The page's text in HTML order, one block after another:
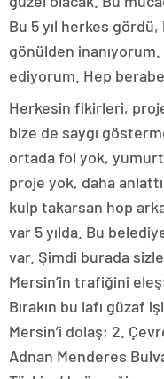
Bu 5 yıl herkes
gönülden
ediyorum. Hep
Herkesin fikirleri,
bize de saygı
ortada fol yok,
proje yok, daha
kulp takarsan hop
var 5 yılda. Bu
var. Şimdi burada
Mersin’in trafiğini
Bırakın bu lafı güzaf
Mersin’i dolaş; 2.
Adnan Menderes